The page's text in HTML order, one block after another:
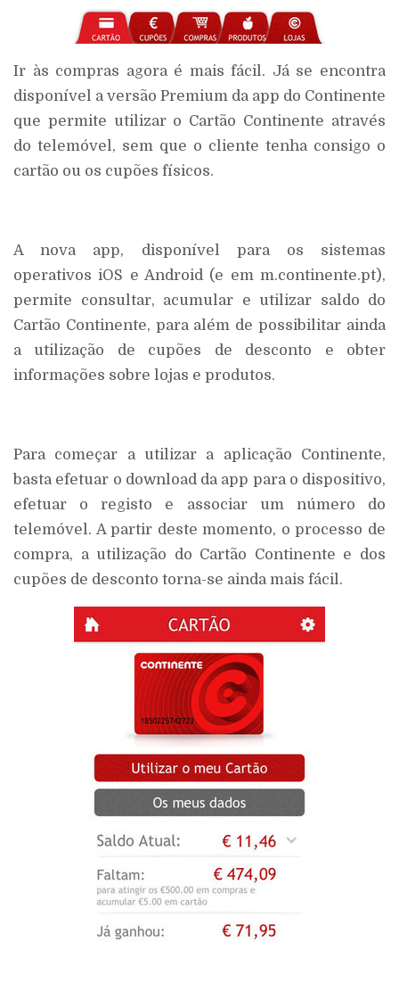
Ir às compras agora é mais fácil. Já se encontra
disponível a versão Premium da app do Continente
que permite utilizar o Cartão Continente através
do telemóvel, sem que o cliente tenha consigo o
cartão ou os cupões físicos.
A nova app, disponível para os sistemas
operativos iOS e Android (e em m.continente.pt),
permite consultar, acumular e utilizar saldo do
Cartão Continente, para além de possibilitar ainda
a utilização de cupões de desconto e obter
informações sobre lojas e produtos.
Para começar a utilizar a aplicação Continente,
basta efetuar o download da app para o dispositivo,
efetuar o registo e associar um número do
telemóvel. A partir deste momento, o processo de
compra, a utilização do Cartão Continente e dos
cupões de desconto torna-se ainda mais fácil.